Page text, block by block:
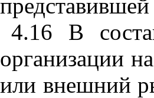
представившей
4.16
В
организации на
или внешний